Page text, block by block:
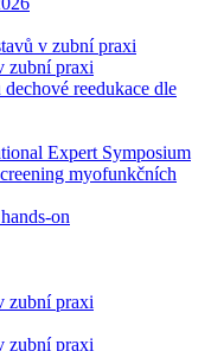
v zubní praxi
zubní praxi
reedukace dle
Expert Symposium
myofunkčních
on
zubní praxi
zubní praxi